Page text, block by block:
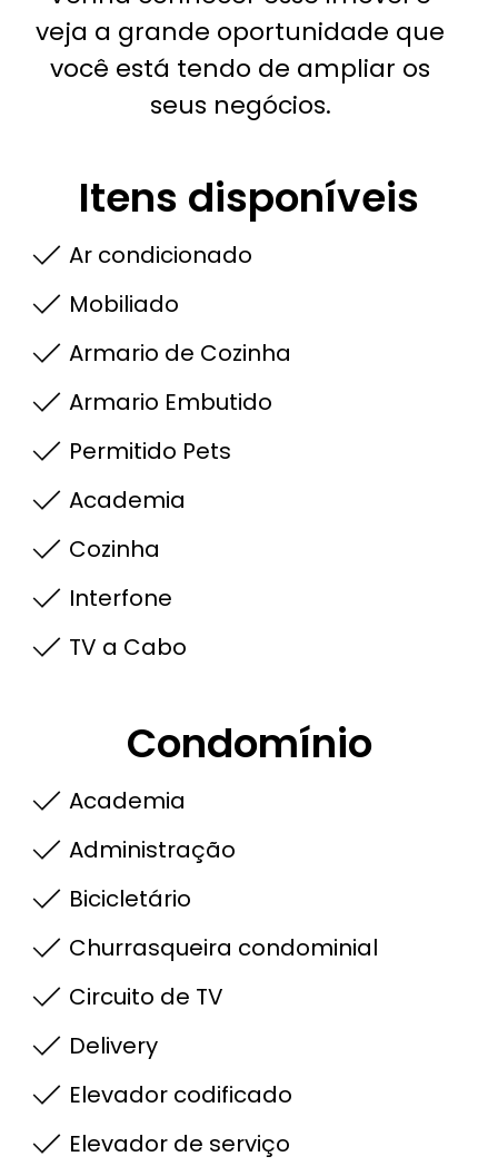
veja a grande oportunidade que
você está tendo de ampliar os
seus negócios.
Itens disponíveis
Ar condicionado
Mobiliado
Armario de Cozinha
Armario Embutido
Permitido Pets
Academia
Cozinha
Interfone
TV a Cabo
Condomínio
Academia
Administração
Bicicletário
Churrasqueira condominial
Circuito de TV
Delivery
Elevador codificado
Elevador de serviço